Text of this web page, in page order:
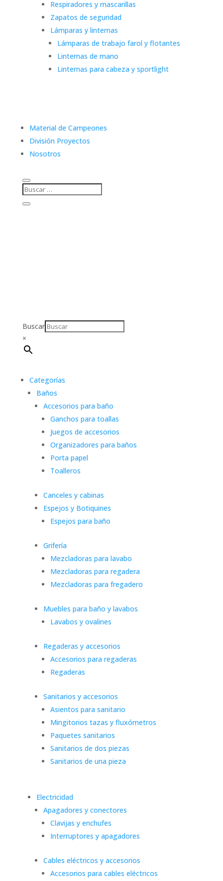
Respiradores y mascarillas
Zapatos de seguridad
Lámparas y linternas
Lámparas de trabajo farol y flotantes
Linternas de mano
Linternas para cabeza y sportlight
Material de Campeones
División Proyectos
Nosotros
Buscar
×
Categorías
Baños
Accesorios para baño
Ganchos para toallas
Juegos de accesorios
Organizadores para baños
Porta papel
Toalleros
Canceles y cabinas
Espejos y Botiquines
Espejos para baño
Grifería
Mezcladoras para lavabo
Mezcladoras para regadera
Mezcladoras para fregadero
Muebles para baño y lavabos
Lavabos y ovalines
Regaderas y accesorios
Accesorios para regaderas
Regaderas
Sanitarios y accesorios
Asientos para sanitario
Mingitorios tazas y fluxómetros
Paquetes sanitarios
Sanitarios de dos piezas
Sanitarios de una pieza
Electricidad
Apagadores y conectores
Clavijas y enchufes
Interruptores y apagadores
Cables eléctricos y accesorios
Accesorios para cables eléctricos